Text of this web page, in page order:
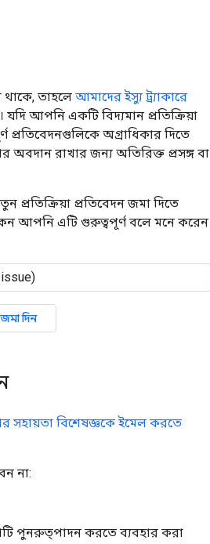
থাকে, তাহলে আমাদের ইস্যু ট্র্যাকারে
যদি আপনি একটি বিদ্যমান প্রতিক্রিয়া
অগ্রাধিকার দিতে
অবদান রাখার জন্য অতিরিক্ত প্রসঙ্গ বা
প্রতিবেদন জমা দিতে
কেন আপনি এটি গুরুত্বপূর্ণ বলে মনে করেন
দিন
সহায়তা বিশেষজ্ঞকে ইমেল করতে
না:
পুনরুত্পাদন করতে ব্যবহার করা